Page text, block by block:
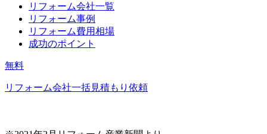
リフォーム会社一覧
リフォーム事例
リフォーム費用相場
成功のポイント
無料
リフォーム会社一括見積もり依頼